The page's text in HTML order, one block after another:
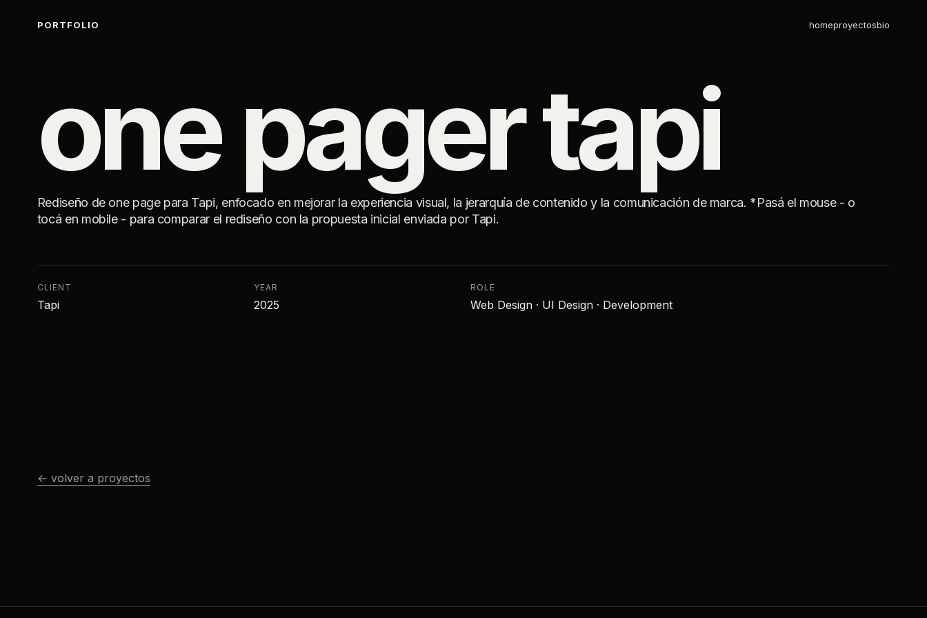
PORTFOLIO homeproyectosbio
one pager tapi
Rediseño de one page para Tapi, enfocado en mejorar la experiencia visual, la jerarquía de contenido y la comunicación de marca. *Pasá el mouse - o
tocá en mobile - para comparar el rediseño con la propuesta inicial enviada por Tapi.
CLIENT
Tapi
YEAR
2025
ROLE
Web Design · UI Design · Development
← volver a proyectos